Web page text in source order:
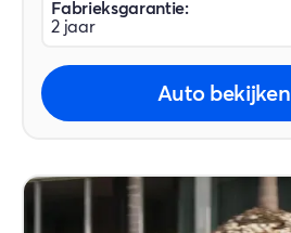
Fabrieksgarantie:
2 jaar
Auto bekijken